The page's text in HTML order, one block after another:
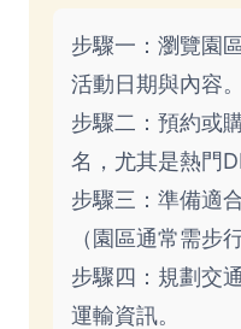
步驟一：瀏覽園
活動日期與內容。
步驟二：預約或
名，尤其是熱門
步驟三：準備適
（園區通常需步
步驟四：規劃交
運輸資訊。